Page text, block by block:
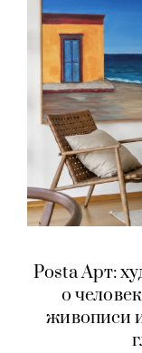
Posta Арт:
о
живописи